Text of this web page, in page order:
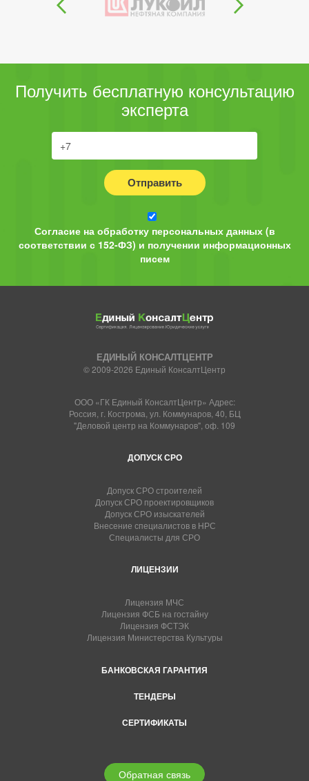
Получить бесплатную консультацию
эксперта
Отправить
Согласие на обработку персональных данных (в
соответствии с 152-ФЗ) и получении информационных
писем
ЕДИНЫЙ КОНСАЛТЦЕНТР
© 2009-2026 Единый КонсалтЦентр
ООО «ГК Единый КонсалтЦентр» Адрес:
Россия, г. Кострома, ул. Коммунаров, 40, БЦ
"Деловой центр на Коммунаров", оф. 109
ДОПУСК СРО
Допуск СРО строителей
Допуск СРО проектировщиков
Допуск СРО изыскателей
Внесение специалистов в НРС
Специалисты для СРО
ЛИЦЕНЗИИ
Лицензия МЧС
Лицензия ФСБ на гостайну
Лицензия ФСТЭК
Лицензия Министерства Культуры
БАНКОВСКАЯ ГАРАНТИЯ
ТЕНДЕРЫ
СЕРТИФИКАТЫ
Обратная связь